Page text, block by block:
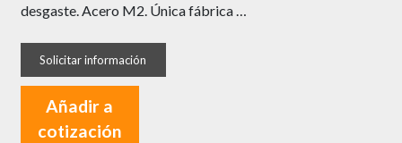
desgaste. Acero M2. Única fábrica …
Añadir a
cotización